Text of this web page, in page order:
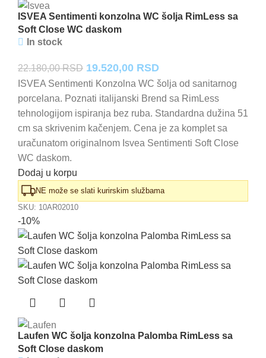
ISVEA Sentimenti konzolna WC šolja RimLess sa
Soft Close WC daskom
In stock
22.180,00RSD Originalna
cena
je
bila:
22.180,00 RSD.
19.520,00 RSDTrenutna
cena
je:
19.520,00 RSD.
ISVEA Sentimenti Konzolna WC šolja od sanitarnog
porcelana. Poznati italijanski Brend sa RimLess
tehnologijom ispiranja bez ruba. Standardna dužina 51
cm sa skrivenim kačenjem. Cena je za komplet sa
uračunatom originalnom Isvea Sentimenti Soft Close
WC daskom.
Dodaj u korpu
NE može se slati kurirskim službama
SKU: 10AR02010
-10%
Laufen WC šolja konzolna Palomba RimLess sa
Soft Close daskom